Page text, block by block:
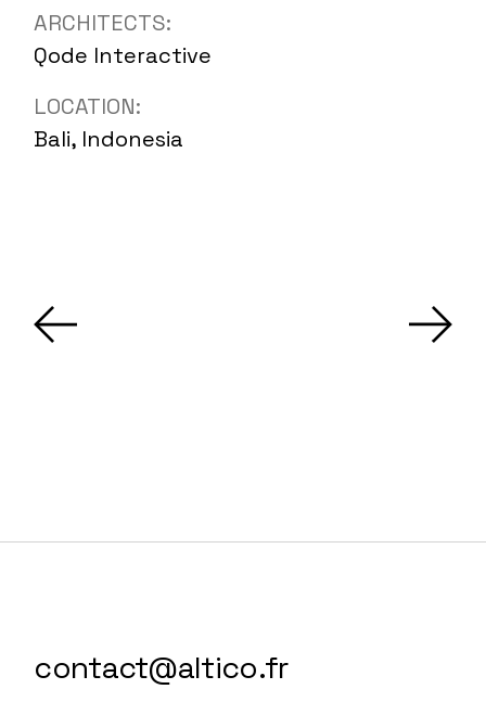
ARCHITECTS:
Qode Interactive
LOCATION:
Bali, Indonesia
contact@altico.fr